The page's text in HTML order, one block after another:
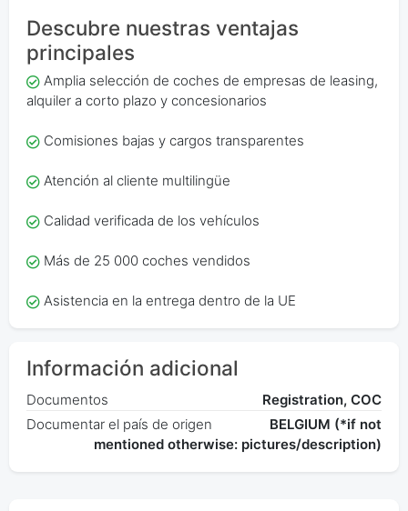
Descubre nuestras ventajas
principales
Amplia selección de coches de empresas de leasing,
alquiler a corto plazo y concesionarios
Comisiones bajas y cargos transparentes
Atención al cliente multilingüe
Calidad verificada de los vehículos
Más de 25 000 coches vendidos
Asistencia en la entrega dentro de la UE
Información adicional
Documentos
Registration, COC
Documentar el país de origen
BELGIUM (*if not
mentioned otherwise: pictures/description)